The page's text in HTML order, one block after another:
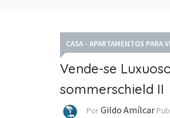
CASA - APARTAMENTOS PARA
Vende-se
sommerschield II
PorGildo Amílcar